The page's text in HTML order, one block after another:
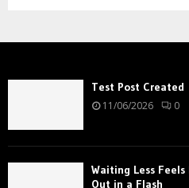
Test Post Created
11/06/2026 0
Waiting Less Feels
Out in a Flash